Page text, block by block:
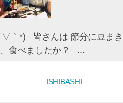
｀*) 皆さんは 節分に豆まき
食べましたか？ ...
ISHIBASHI